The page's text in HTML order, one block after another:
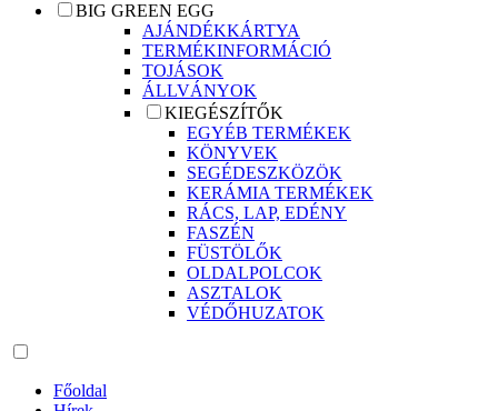
BIG GREEN EGG
AJÁNDÉKKÁRTYA
TERMÉKINFORMÁCIÓ
TOJÁSOK
ÁLLVÁNYOK
KIEGÉSZÍTŐK
EGYÉB TERMÉKEK
KÖNYVEK
SEGÉDESZKÖZÖK
KERÁMIA TERMÉKEK
RÁCS, LAP, EDÉNY
FASZÉN
FÜSTÖLŐK
OLDALPOLCOK
ASZTALOK
VÉDŐHUZATOK
Főoldal